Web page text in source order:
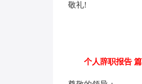
敬礼!
个人辞职报告